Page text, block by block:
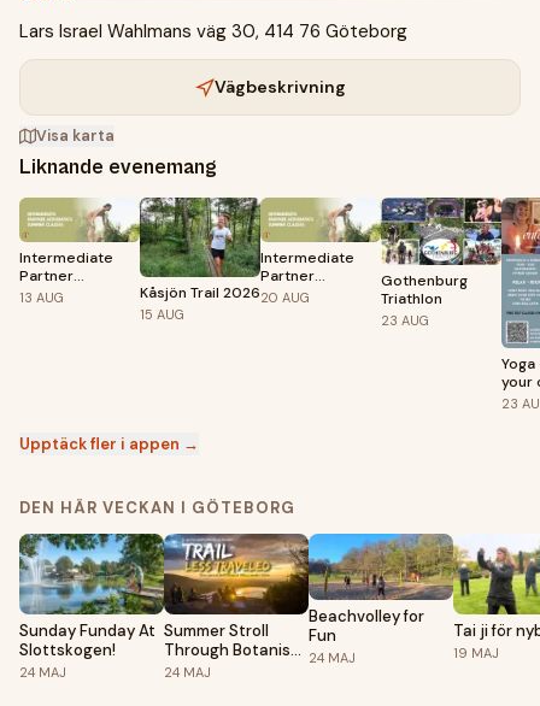
Lars Israel Wahlmans väg 30, 414 76 Göteborg
Vägbeskrivning
Visa karta
Liknande evenemang
Intermediate
Partner
Acrobatics
13 AUG Kåsjön Trail 2026
15 AUG
Intermediate
Partner
Acrobatics
20 AUG
Gothenburg
Triathlon
23 AUG
your
23
Upptäck fler i appen →
DEN HÄR VECKAN I GÖTEBORG
Sunday Funday At
Slottskogen!
24 MAJ
Summer Stroll
Through Botaniska
& Änggårdsbergen
24 MAJ
Beachvolley for
Fun
24 MAJ
Tai ji för
19 MAJ